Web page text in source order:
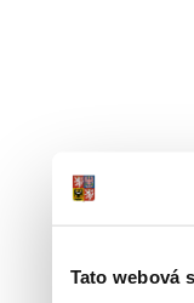
Tato webová